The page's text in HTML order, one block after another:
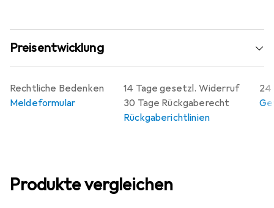
Preisentwicklung
14 Tage gesetzl. Widerruf
30 Tage Rückgaberecht
Rückgaberichtlinien
24
Rechtliche Bedenken
Meldeformular
Produkte vergleichen